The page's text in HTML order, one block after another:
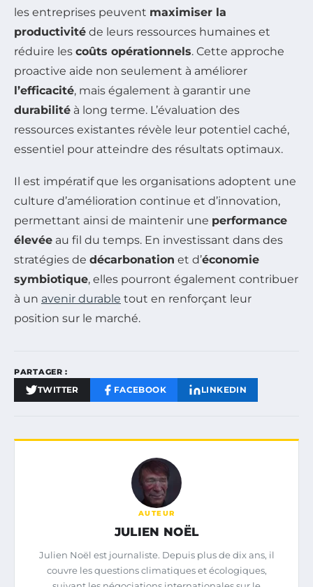
les entreprises peuvent maximiser la
productivité de leurs ressources humaines et
réduire les coûts opérationnels. Cette approche
proactive aide non seulement à améliorer
l’efficacité, mais également à garantir une
durabilité à long terme. L’évaluation des
ressources existantes révèle leur potentiel caché,
essentiel pour atteindre des résultats optimaux.
Il est impératif que les organisations adoptent une
culture d’amélioration continue et d’innovation,
permettant ainsi de maintenir une performance
élevée au fil du temps. En investissant dans des
stratégies de décarbonation et d’économie
symbiotique, elles pourront également contribuer
à un avenir durable tout en renforçant leur
position sur le marché.
PARTAGER :
TWITTER FACEBOOK LINKEDIN
AUTEUR
JULIEN NOËL
Julien Noël est journaliste. Depuis plus de dix ans, il
couvre les questions climatiques et écologiques,